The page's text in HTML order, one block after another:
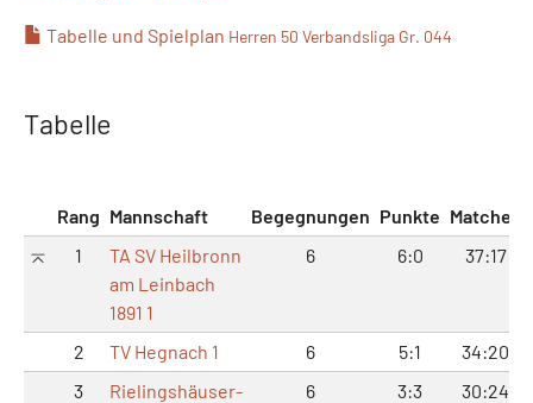
Tabelle und Spielplan Herren 50 Verbandsliga Gr. 044
Tabelle
Rang Mannschaft Begegnungen Punkte Matches
1
TA SV Heilbronn
am Leinbach
1891 1
6 6:0 37:17
2 TV Hegnach 1 6 5:1 34:20
3
Rielingshäuser-
6 3:3 30:24